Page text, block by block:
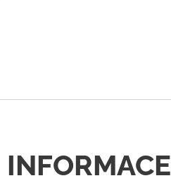
INFORMACE